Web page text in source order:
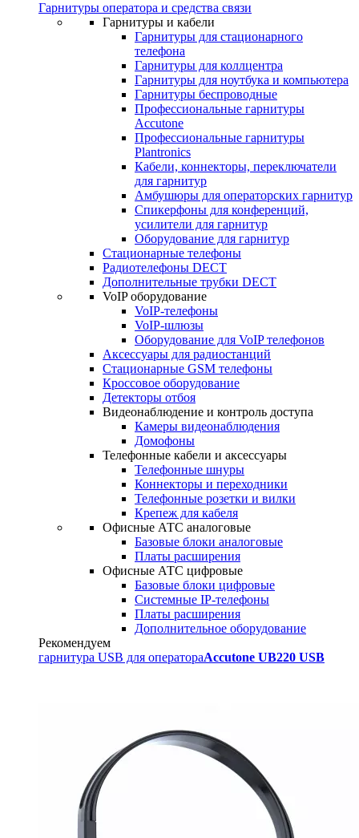
Гарнитуры оператора и средства связи
Гарнитуры и кабели
Гарнитуры для стационарного
телефона
Гарнитуры для коллцентра
Гарнитуры для ноутбука и компьютера
Гарнитуры беспроводные
Профессиональные гарнитуры
Accutone
Профессиональные гарнитуры
Plantronics
Кабели, коннекторы, переключатели
для гарнитур
Амбушюры для операторских гарнитур
Cпикерфоны для конференций,
усилители для гарнитур
Оборудование для гарнитур
Стационарные телефоны
Радиотелефоны DECT
Дополнительные трубки DECT
VoIP оборудование
VoIP-телефоны
VoIP-шлюзы
Оборудование для VoIP телефонов
Аксессуары для радиостанций
Стационарные GSM телефоны
Кроссовое оборудование
Детекторы отбоя
Видеонаблюдение и контроль доступа
Камеры видеонаблюдения
Домофоны
Телефонные кабели и аксессуары
Телефонные шнуры
Коннекторы и переходники
Телефонные розетки и вилки
Крепеж для кабеля
Офисные АТС аналоговые
Базовые блоки аналоговые
Платы расширения
Офисные АТС цифровые
Базовые блоки цифровые
Системные IP-телефоны
Платы расширения
Дополнительное оборудование
Рекомендуем
гарнитура USB для оператораAccutone UB220 USB